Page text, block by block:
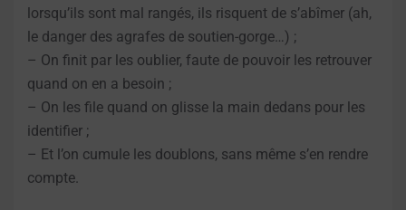
lorsqu’ils sont mal rangés, ils risquent de s’abîmer (ah,
le danger des agrafes de soutien-gorge…) ;
– On finit par les oublier, faute de pouvoir les retrouver
quand on en a besoin ;
– On les file quand on glisse la main dedans pour les
identifier ;
– Et l’on cumule les doublons, sans même s’en rendre
compte.